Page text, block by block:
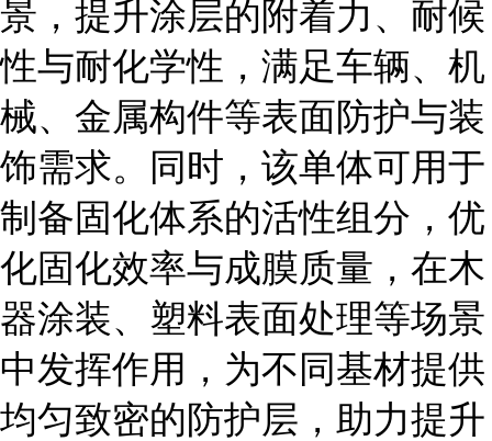
景，提升涂层的附着力、耐候
性与耐化学性，满足车辆、机
械、金属构件等表面防护与装
饰需求。同时，该单体可用于
制备固化体系的活性组分，优
化固化效率与成膜质量，在木
器涂装、塑料表面处理等场景
中发挥作用，为不同基材提供
均匀致密的防护层，助力提升